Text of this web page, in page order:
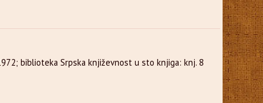
biblioteka Srpska književnost u sto knjiga: knj. 8